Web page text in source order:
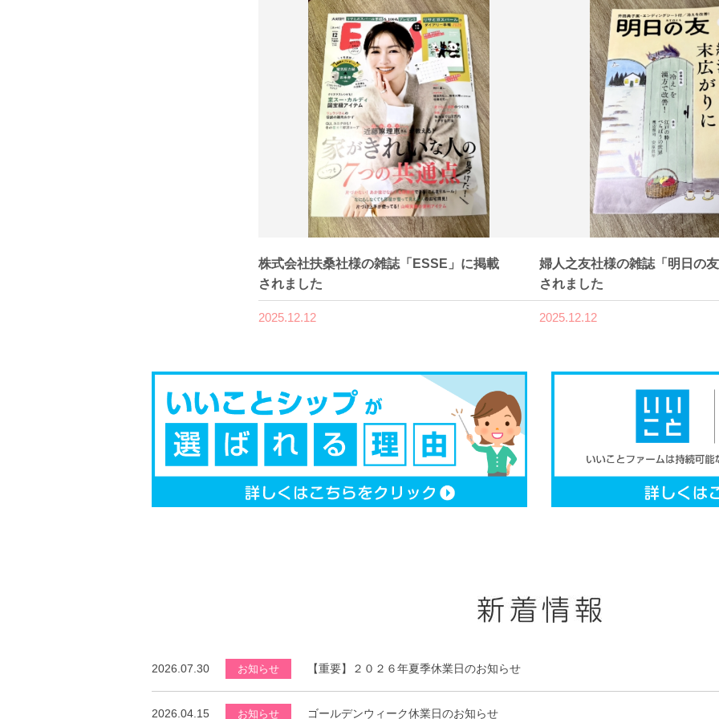
株式会社扶桑社様の雑誌「ESSE」に掲載
されました
2025.12.12
婦人之友社様の雑誌「明日の
されました
2025.12.12
2026.07.30 お知らせ 【重要】２０２６年夏季休業日のお知らせ
2026.04.15 お知らせ ゴールデンウィーク休業日のお知らせ